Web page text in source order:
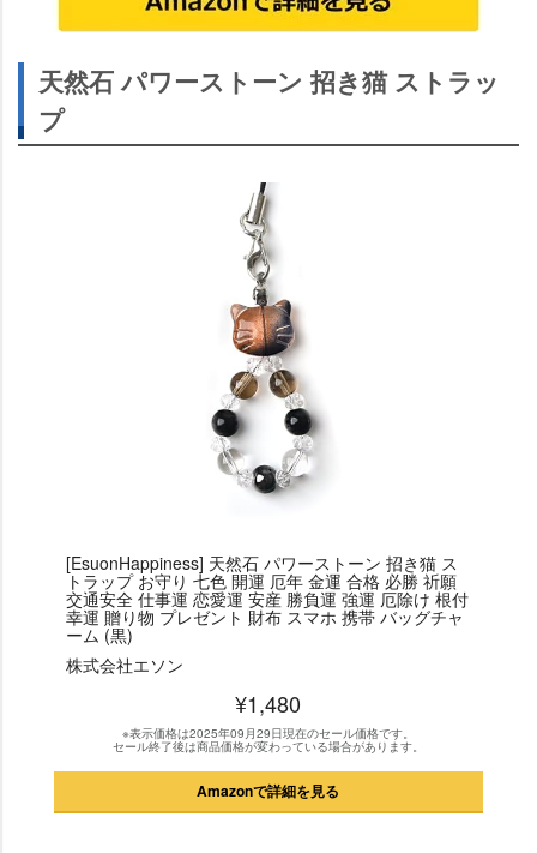
天然石 パワーストーン 招き猫 ストラッ
プ
[EsuonHappiness] 天然石 パワーストーン 招き猫 ス
トラップ お守り 七色 開運 厄年 金運 合格 必勝 祈願
交通安全 仕事運 恋愛運 安産 勝負運 強運 厄除け 根付
幸運 贈り物 プレゼント 財布 スマホ 携帯 バッグチャ
ーム (黒)
株式会社エソン
¥1,480
※表示価格は2025年09月29日現在のセール価格です。
セール終了後は商品価格が変わっている場合があります。
Amazonで詳細を見る